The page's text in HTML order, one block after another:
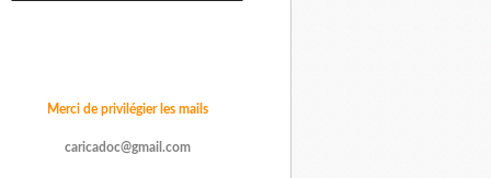
Merci de privilégier les mails
caricadoc@gmail.com